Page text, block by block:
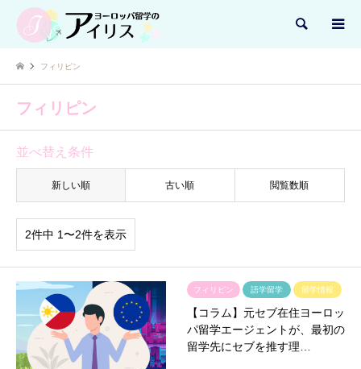
検索
フィリピン
フィリピン
並べ替え条件
新しい順 古い順 閲覧数順
2件中 1〜2件を表示
フィリピン 語学留学 留学情報
【コラム】元セブ在住ヨーロッ
パ留学エージェントが、最初の
留学先にセブを推す理…